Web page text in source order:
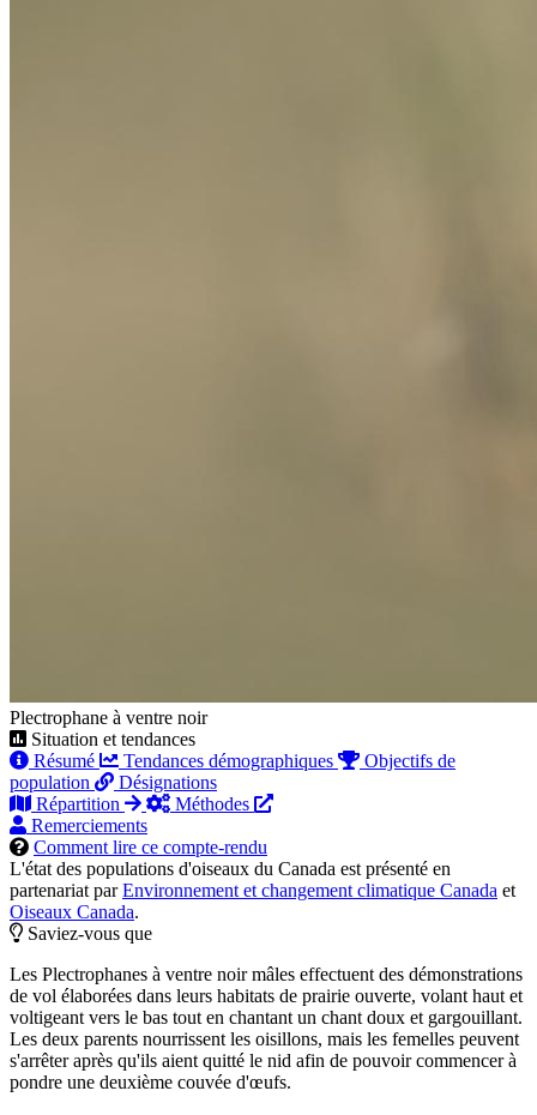
Plectrophane à ventre noir
Situation et tendances
Résumé
Tendances démographiques
Objectifs de
population
Désignations
Répartition
Méthodes
Remerciements
Comment lire ce compte-rendu
L'état des populations d'oiseaux du Canada est présenté en
partenariat parEnvironnement et changement climatique Canada et
Oiseaux Canada.
Saviez-vous que
Les Plectrophanes à ventre noir mâles effectuent des démonstrations
de vol élaborées dans leurs habitats de prairie ouverte, volant haut et
voltigeant vers le bas tout en chantant un chant doux et gargouillant.
Les deux parents nourrissent les oisillons, mais les femelles peuvent
s'arrêter après qu'ils aient quitté le nid afin de pouvoir commencer à
pondre une deuxième couvée d'œufs.